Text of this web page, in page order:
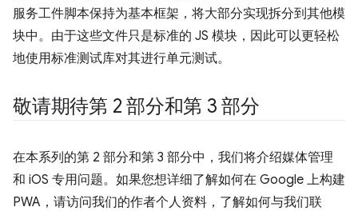
服务工件脚本保持为基本框架，将大部分实现拆分到其他模
块中。由于这些文件只是标准的 JS 模块，因此可以更轻松
地使用标准测试库对其进行单元测试。
敬请期待第 2 部分和第 3 部分
在本系列的第 2 部分和第 3 部分中，我们将介绍媒体管理
和 iOS 专用问题。如果您想详细了解如何在 Google 上构建
PWA，请访问我们的作者个人资料，了解如何与我们联